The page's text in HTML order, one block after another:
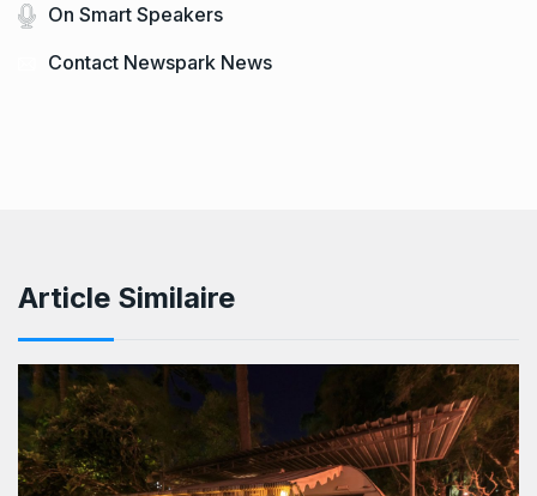
On Smart Speakers
Contact Newspark News
Article Similaire